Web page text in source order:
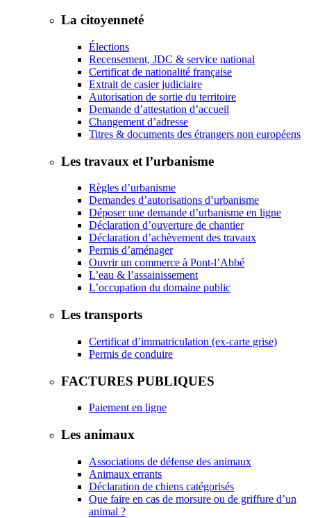
La citoyenneté
Élections
Recensement, JDC & service national
Certificat de nationalité française
Extrait de casier judiciaire
Autorisation de sortie du territoire
Demande d’attestation d’accueil
Changement d’adresse
Titres & documents des étrangers non européens
Les travaux et l’urbanisme
Règles d’urbanisme
Demandes d’autorisations d’urbanisme
Déposer une demande d’urbanisme en ligne
Déclaration d’ouverture de chantier
Déclaration d’achèvement des travaux
Permis d’aménager
Ouvrir un commerce à Pont-l’Abbé
L’eau & l’assainissement
L’occupation du domaine public
Les transports
Certificat d’immatriculation (ex-carte grise)
Permis de conduire
FACTURES PUBLIQUES
Paiement en ligne
Les animaux
Associations de défense des animaux
Animaux errants
Déclaration de chiens catégorisés
Que faire en cas de morsure ou de griffure d’un
animal ?